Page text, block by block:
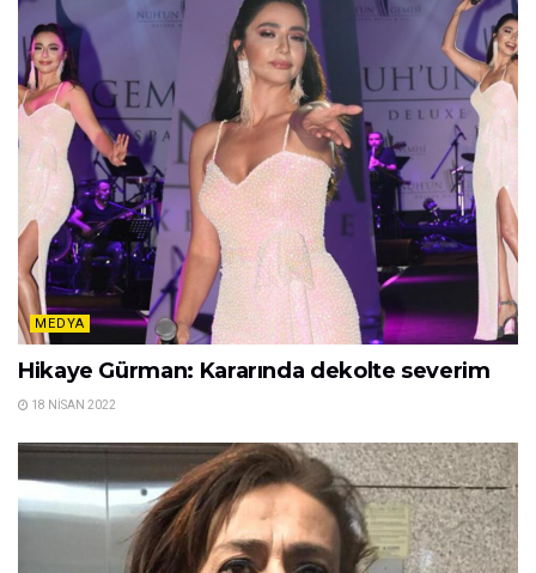
MEDYA
Hikaye Gürman: Kararında dekolte severim
18 NISAN 2022